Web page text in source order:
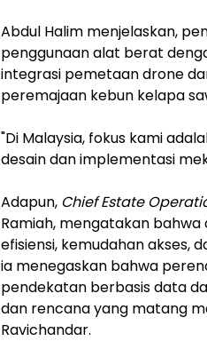
Abdul Halim menjelaskan,
penggunaan alat berat
integrasi pemetaan drone
peremajaan kebun kelapa
"Di Malaysia, fokus kami
desain dan implementasi
Adapun, Chief Estate
Ramiah, mengatakan
efisiensi, kemudahan akses,
ia menegaskan bahwa
pendekatan berbasis data
dan rencana yang matang
Ravichandar.